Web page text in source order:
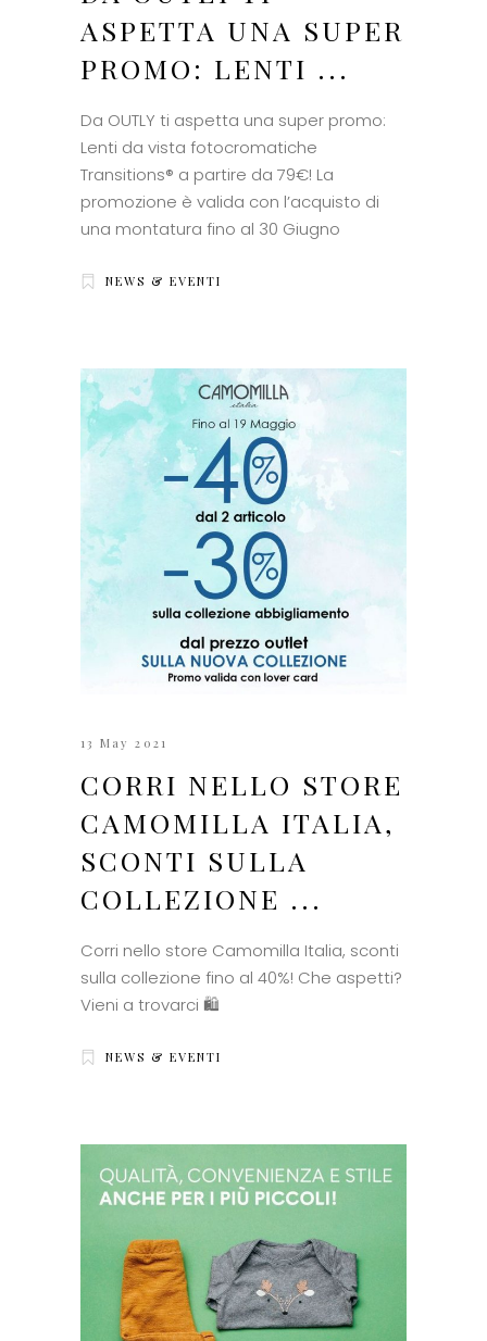
ASPETTA UNA SUPER
PROMO: LENTI ...
Da OUTLY ti aspetta una super promo:
Lenti da vista fotocromatiche
Transitions® a partire da 79€! La
promozione è valida con l’acquisto di
una montatura fino al 30 Giugno
NEWS & EVENTI
13 May 2021
CORRI NELLO STORE
CAMOMILLA ITALIA,
SCONTI SULLA
COLLEZIONE ...
Corri nello store Camomilla Italia, sconti
sulla collezione fino al 40%! Che aspetti?
Vieni a trovarci 🛍
NEWS & EVENTI